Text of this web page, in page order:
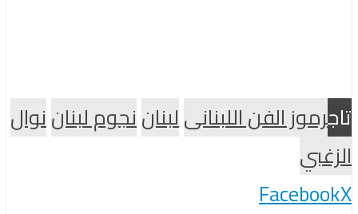
تاجرموز الفن اللبنانىلبناننجوم لبناننوال
الزغبي
FacebookX